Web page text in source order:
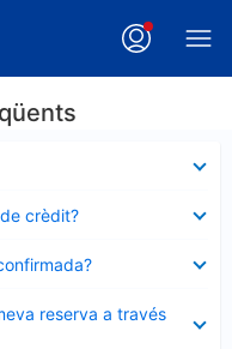
crèdit?
reserva a través